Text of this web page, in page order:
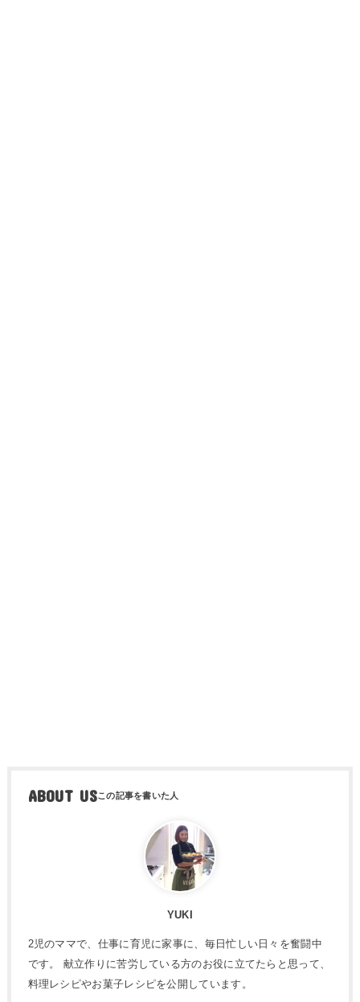
ABOUT US
YUKI
2児のママで、仕事に育児に家事に、毎日忙しい日々を奮闘中
です。 献立作りに苦労している方のお役に立てたらと思って、
料理レシピやお菓子レシピを公開しています。